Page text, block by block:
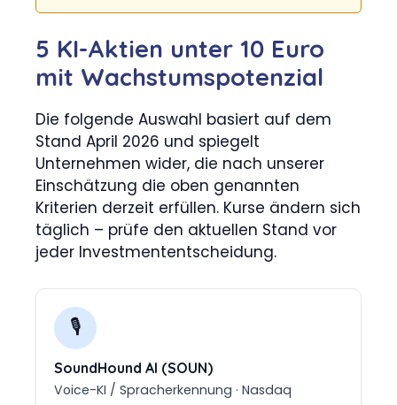
5 KI-Aktien unter 10 Euro
mit Wachstumspotenzial
Die folgende Auswahl basiert auf dem
Stand April 2026 und spiegelt
Unternehmen wider, die nach unserer
Einschätzung die oben genannten
Kriterien derzeit erfüllen. Kurse ändern sich
täglich – prüfe den aktuellen Stand vor
jeder Investmententscheidung.
🎙️
SoundHound AI (SOUN)
Voice-KI / Spracherkennung · Nasdaq